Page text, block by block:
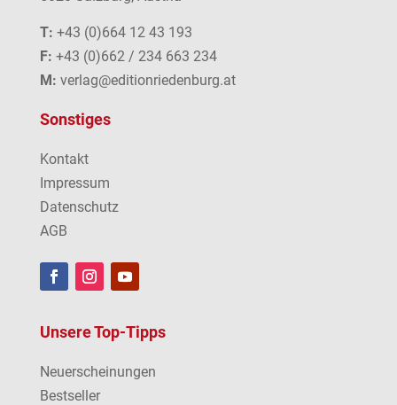
T: +43 (0)664 12 43 193
F: +43 (0)662 / 234 663 234
M: verlag@editionriedenburg.at
Sonstiges
Kontakt
Impressum
Datenschutz
AGB
Unsere Top-Tipps
Neuerscheinungen
Bestseller